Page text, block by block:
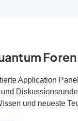
Foren
Application
und neueste